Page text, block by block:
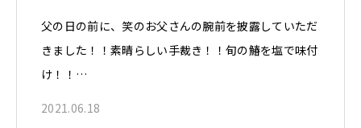
父の日の前に、笑のお父さんの腕前を披露していただ
きました！！素晴らしい手裁き！！旬の鰆を塩で味付
け！！…
2021.06.18